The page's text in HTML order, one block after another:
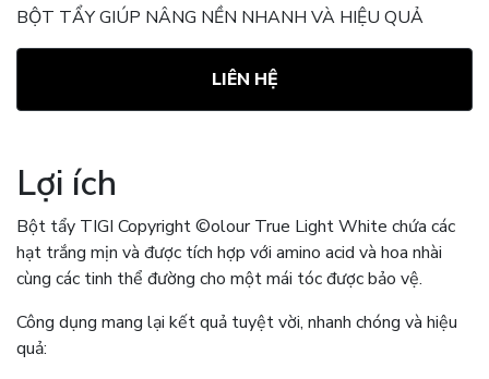
BỘT TẨY GIÚP NÂNG NỀN NHANH VÀ HIỆU QUẢ
LIÊN HỆ
Lợi ích
Bột tẩy TIGI Copyright ©olour True Light White chứa các
hạt trắng mịn và được tích hợp với amino acid và hoa nhài
cùng các tinh thể đường cho một mái tóc được bảo vệ.
Công dụng mang lại kết quả tuyệt vời, nhanh chóng và hiệu
quả: